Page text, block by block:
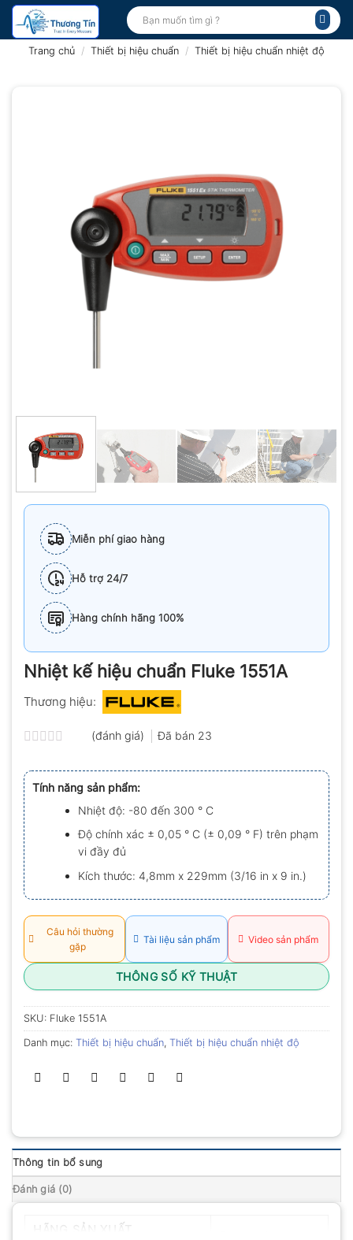
Bỏ
qua
Tìm
kiếm:
Trang chủ / Thiết bị hiệu chuẩn / Thiết bị hiệu chuẩn nhiệt độ
Miễn phí giao hàng
Hỗ trợ 24/7
Hàng chính hãng 100%
Nhiệt kế hiệu chuẩn Fluke 1551A
Thương hiệu:
xếp
hạng
0.0
5
sao
(đánh giá) Đã bán 23
Tính năng sản phẩm:
Nhiệt độ: -80 đến 300 ° C
Độ chính xác ± 0,05 ° C (± 0,09 ° F) trên phạm
vi đầy đủ
Kích thước: 4,8mm x 229mm (3/16 in x 9 in.)
Câu hỏi thường
gặp
Tài liệu sản phẩm Video sản phẩm
THÔNG SỐ KỸ THUẬT
SKU: Fluke 1551A
Danh mục: Thiết bị hiệu chuẩn, Thiết bị hiệu chuẩn nhiệt độ
Thông tin bổ sung
Đánh giá (0)